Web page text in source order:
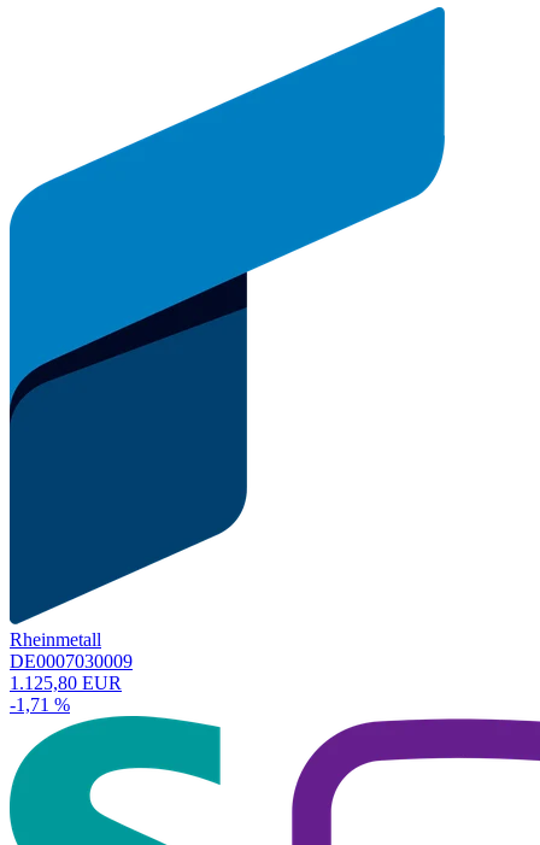
Rheinmetall
DE0007030009
1.125,80 EUR
-1,71 %